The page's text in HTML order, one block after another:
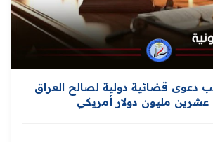
دعوى قضائية دولية لصالح العراق
عشرين مليون دولار أمريكي